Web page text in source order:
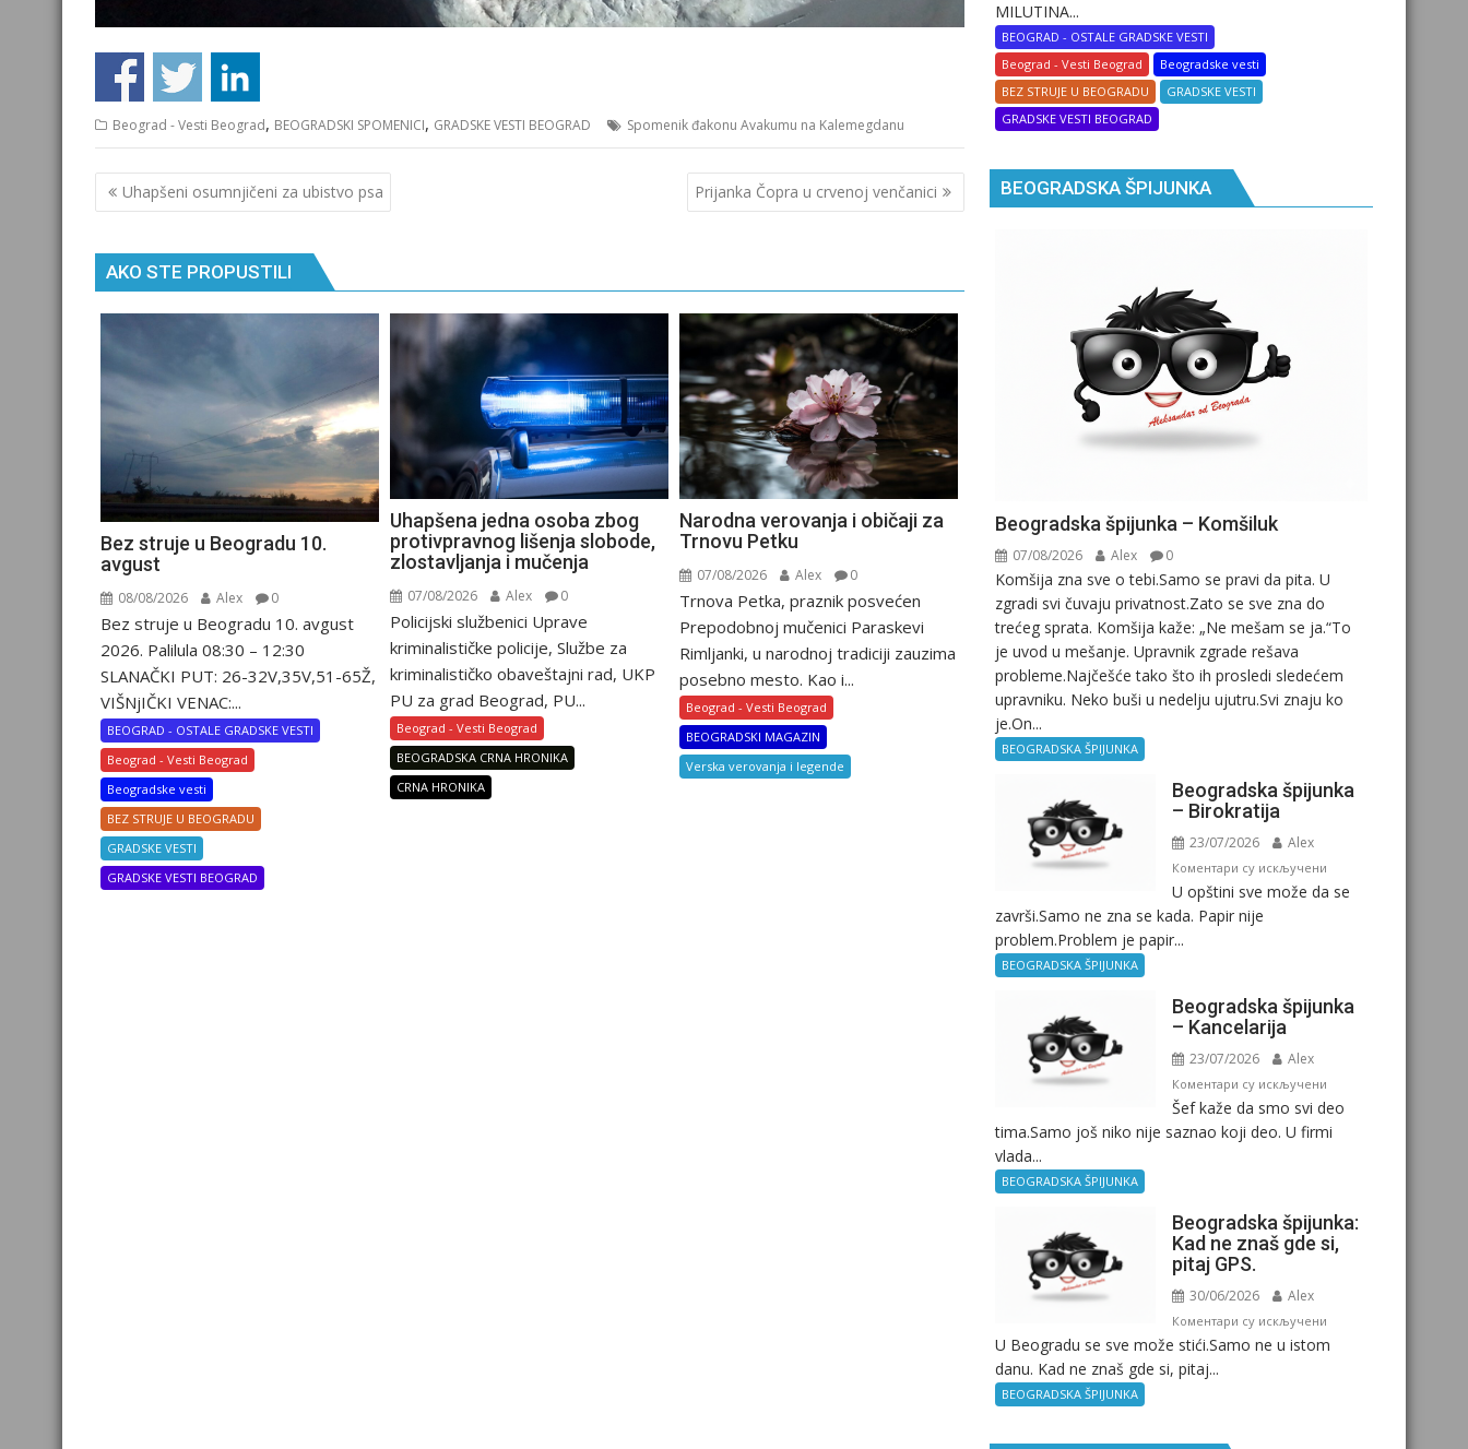
Beograd - Vesti Beograd, BEOGRADSKI SPOMENICI, GRADSKE VESTI BEOGRAD Spomenik đakonu Avakumu na Kalemegdanu
Кретање
чланка
Uhapšeni osumnjičeni za ubistvo psa Prijanka Čоpra u crvеnоj vеnčanici
AKO STE PROPUSTILI
Bez struje u Beogradu 10.
avgust
08/08/2026 Alex 0
Bez struje u Beogradu 10. avgust
2026. Palilula 08:30 – 12:30
SLANAČKI PUT: 26-32V,35V,51-65Ž,
VIŠNjIČKI VENAC:...
BEOGRAD - OSTALE GRADSKE VESTI
Beograd - Vesti Beograd
Beogradske vesti
BEZ STRUJE U BEOGRADU
GRADSKE VESTI
GRADSKE VESTI BEOGRAD
Uhapšena jedna osoba zbog
protivpravnog lišenja slobode,
zlostavljanja i mučenja
07/08/2026 Alex 0
Policijski službenici Uprave
kriminalističke policije, Službe za
kriminalističko obaveštajni rad, UKP
PU za grad Beograd, PU...
Beograd - Vesti Beograd
BEOGRADSKA CRNA HRONIKA
CRNA HRONIKA
Narodna verovanja i običaji za
Trnovu Petku
07/08/2026 Alex 0
Trnova Petka, praznik posvećen
Prepodobnoj mučenici Paraskevi
Rimljanki, u narodnoj tradiciji zauzima
posebno mesto. Kao i...
Beograd - Vesti Beograd
BEOGRADSKI MAGAZIN
Verska verovanja i legende
MILUTINA...
BEOGRAD - OSTALE GRADSKE VESTI
Beograd - Vesti Beograd
Beogradske vesti
BEZ STRUJE U BEOGRADU
GRADSKE VESTI
GRADSKE VESTI BEOGRAD
BEOGRADSKA ŠPIJUNKA
Beogradska špijunka – Komšiluk
07/08/2026 Alex 0
Komšija zna sve o tebi.Samo se pravi da pita. U
zgradi svi čuvaju privatnost.Zato se sve zna do
trećeg sprata. Komšija kaže: „Ne mešam se ja.“To
je uvod u mešanje. Upravnik zgrade rešava
probleme.Najčešće tako što ih prosledi sledećem
upravniku. Neko buši u nedelju ujutru.Svi znaju ko
je.On...
BEOGRADSKA ŠPIJUNKA
Beogradska špijunka
– Birokratija
23/07/2026 Alex
Коментари су искљученина
Beogradska
U opštini sve može da se
završi.Samo ne zna se kada. Papir nije
problem.Problem je papir...
BEOGRADSKA ŠPIJUNKA
Beogradska špijunka
– Kancelarija
23/07/2026 Alex
Коментари су искљученина
Beogradska
špijunka
Šef kaže da smo svi deo
tima.Samo još niko nije saznao koji deo. U firmi
vlada...
BEOGRADSKA ŠPIJUNKA
Beogradska špijunka:
Kad ne znaš gde si,
pitaj GPS.
30/06/2026 Alex
Коментари су искљученина
Beogradska
U Beogradu se sve može stići.Samo ne u istom
danu. Kad ne znaš gde si, pitaj...
BEOGRADSKA ŠPIJUNKA